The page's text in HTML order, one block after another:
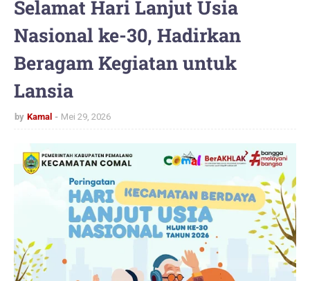
Selamat Hari Lanjut Usia
Nasional ke-30, Hadirkan
Beragam Kegiatan untuk
Lansia
by Kamal Mei 29, 2026